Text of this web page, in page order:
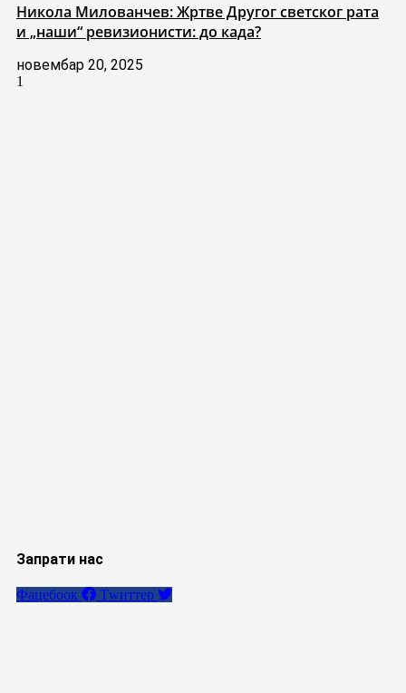
Никола Милованчев: Жртве Другог светског рата
и „наши“ ревизионисти: до када?
новембар 20, 2025
Запрати нас
Фацебоок Тwиттер